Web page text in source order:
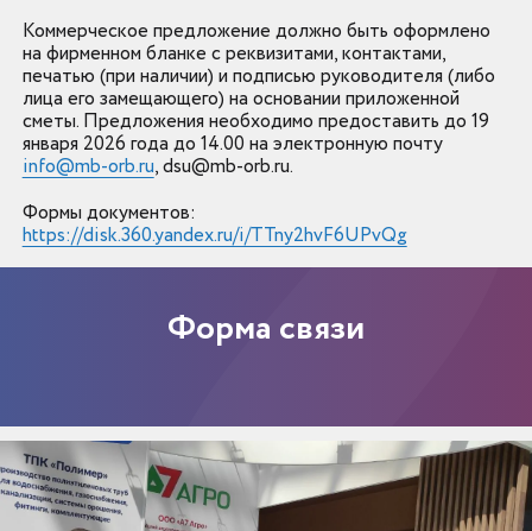
Коммерческое предложение должно быть оформлено
на фирменном бланке с реквизитами, контактами,
печатью (при наличии) и подписью руководителя (либо
лица его замещающего) на основании приложенной
сметы. Предложения необходимо предоставить до 19
января 2026 года до 14.00 ​​​​​​​на электронную почту
info@mb-orb.ru, dsu@mb-orb.ru.
Формы документов:
https://disk.360.yandex.ru/i/TTny2hvF6UPvQg
Форма связи